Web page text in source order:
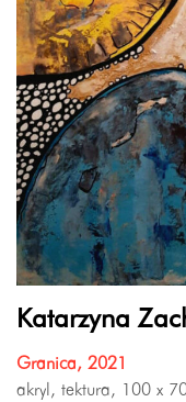
Katarzyna
Granica, 2021
akryl, tektura, 100 x